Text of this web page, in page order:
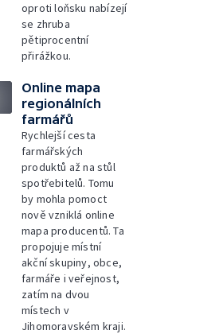
oproti loňsku nabízejí
se zhruba
pětiprocentní
přirážkou.
Online mapa
regionálních
farmářů
Rychlejší cesta
farmářských
produktů až na stůl
spotřebitelů. Tomu
by mohla pomoct
nově vzniklá online
mapa producentů. Ta
propojuje místní
akční skupiny, obce,
farmáře i veřejnost,
zatím na dvou
místech v
Jihomoravském kraji.